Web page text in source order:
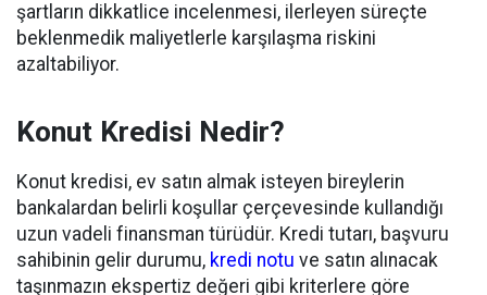
şartların dikkatlice incelenmesi, ilerleyen süreçte
beklenmedik maliyetlerle karşılaşma riskini
azaltabiliyor.
Konut Kredisi Nedir?
Konut kredisi, ev satın almak isteyen bireylerin
bankalardan belirli koşullar çerçevesinde kullandığı
uzun vadeli finansman türüdür. Kredi tutarı, başvuru
sahibinin gelir durumu, kredi notu ve satın alınacak
taşınmazın ekspertiz değeri gibi kriterlere göre